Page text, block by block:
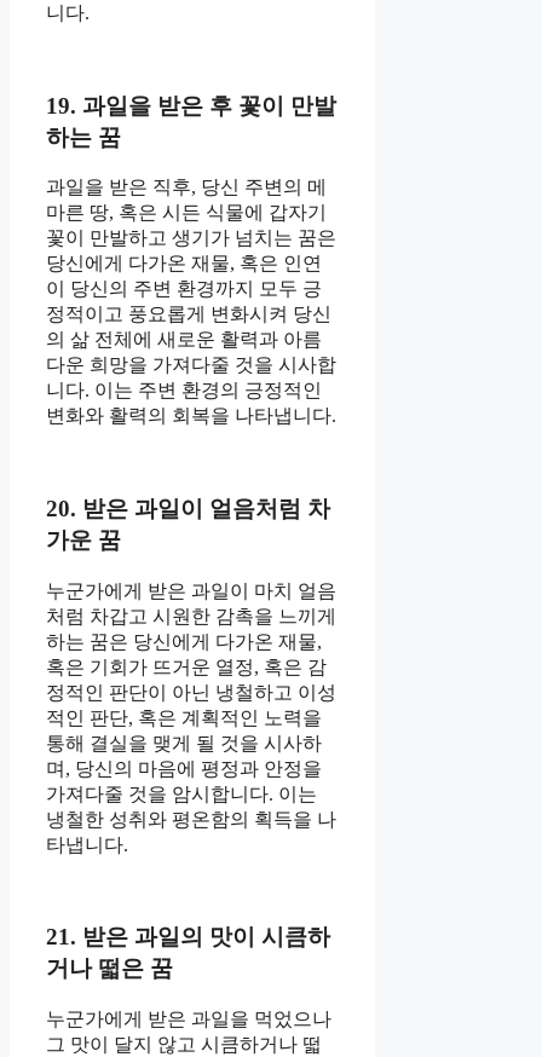
니다.
19. 과일을 받은 후 꽃이 만발
하는 꿈
과일을 받은 직후, 당신 주변의 메
마른 땅, 혹은 시든 식물에 갑자기
꽃이 만발하고 생기가 넘치는 꿈은
당신에게 다가온 재물, 혹은 인연
이 당신의 주변 환경까지 모두 긍
정적이고 풍요롭게 변화시켜 당신
의 삶 전체에 새로운 활력과 아름
다운 희망을 가져다줄 것을 시사합
니다. 이는 주변 환경의 긍정적인
변화와 활력의 회복을 나타냅니다.
20. 받은 과일이 얼음처럼 차
가운 꿈
누군가에게 받은 과일이 마치 얼음
처럼 차갑고 시원한 감촉을 느끼게
하는 꿈은 당신에게 다가온 재물,
혹은 기회가 뜨거운 열정, 혹은 감
정적인 판단이 아닌 냉철하고 이성
적인 판단, 혹은 계획적인 노력을
통해 결실을 맺게 될 것을 시사하
며, 당신의 마음에 평정과 안정을
가져다줄 것을 암시합니다. 이는
냉철한 성취와 평온함의 획득을 나
타냅니다.
21. 받은 과일의 맛이 시큼하
거나 떫은 꿈
누군가에게 받은 과일을 먹었으나
그 맛이 달지 않고 시큼하거나 떫